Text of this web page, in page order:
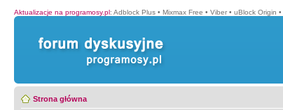
Aktualizacje na programosy.pl: Adblock Plus • Mixmax Free • Viber • uBlock Origin •
Strona główna